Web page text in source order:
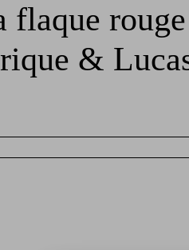
flaque rouge
&